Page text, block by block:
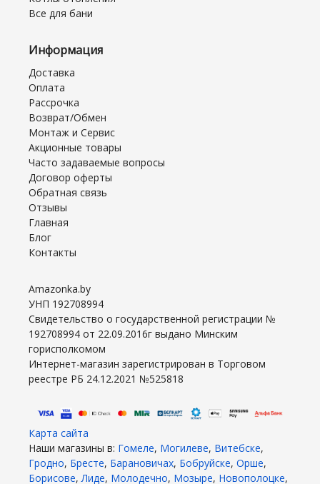
Все для бани
Информация
Доставка
Оплата
Рассрочка
Возврат/Обмен
Монтаж и Сервис
Акционные товары
Часто задаваемые вопросы
Договор оферты
Обратная связь
Отзывы
Главная
Блог
Контакты
Amazonka.by
УНП 192708994
Свидетельство о государственной регистрации №
192708994 от 22.09.2016г выдано Минским
горисполкомом
Интернет-магазин зарегистрирован в Торговом
реестре РБ 24.12.2021 №525818
Карта сайта
Наши магазины в: Гомеле, Могилеве, Витебске,
Гродно, Бресте, Барановичах, Бобруйске, Орше,
Борисове,Лиде, Молодечно, Мозыре, Новополоцке,